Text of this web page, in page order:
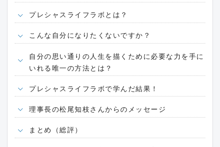
プレシャスライフラボとは？
こんな自分になりたくないですか？
自分の思い通りの人生を描くために必要な力を手に
いれる唯一の方法とは？
プレシャスライフラボで学んだ結果！
理事長の松尾知枝さんからのメッセージ
まとめ（総評）